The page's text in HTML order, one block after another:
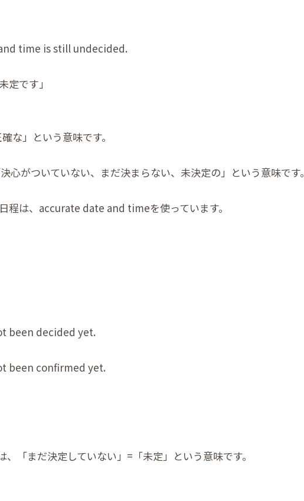
time is still undecided.
定です」
な」という意味です。
心がついていない、まだ決まらない、未決定の」という意味です。
程は、accurate date and timeを使っています。
been decided yet.
been confirmed yet.
「まだ決定していない」=「未定」という意味です。